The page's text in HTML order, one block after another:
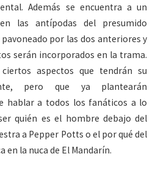
Además se encuentra a un
las antípodas del presumido
por las dos anteriores y
serán incorporados en la trama.
aspectos que tendrán su
pero que ya plantearán
hablar a todos los fanáticos a lo
quién es el hombre debajo del
a Pepper Potts o el por qué del
en la nuca de El Mandarín.